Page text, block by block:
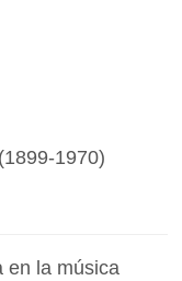
1970)
en la música